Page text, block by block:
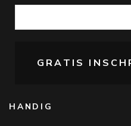
HANDIG